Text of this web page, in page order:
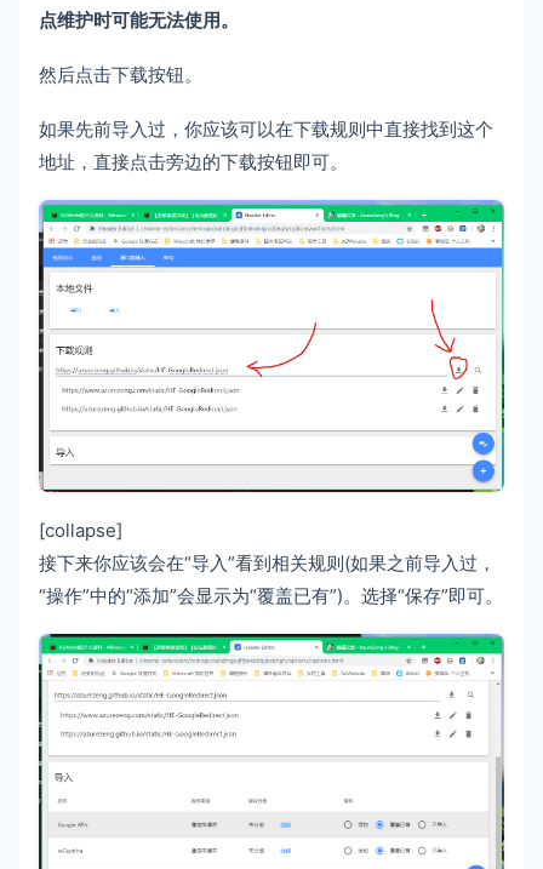
点维护时可能无法使用。
然后点击下载按钮。
如果先前导入过，你应该可以在下载规则中直接找到这个
地址，直接点击旁边的下载按钮即可。
[collapse]
接下来你应该会在“导入”看到相关规则(如果之前导入过，
“操作”中的“添加”会显示为“覆盖已有”)。选择“保存”即可。